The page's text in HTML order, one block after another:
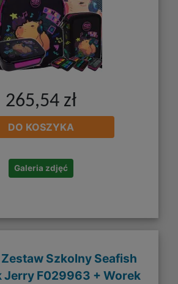
265,54 zł
DO KOSZYKA
Galeria zdjęć
Szkolny Seafish
Jerry F029963 + Worek